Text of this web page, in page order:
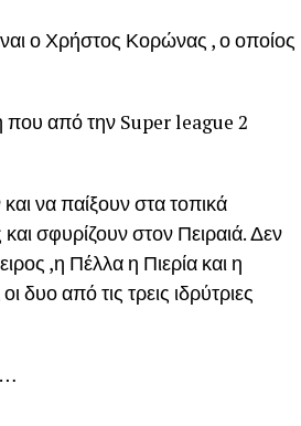
ο Χρήστος Κορώνας , ο οποίος
που από την Super league 2
να παίξουν στα τοπικά
σφυρίζουν στον Πειραιά. Δεν
,η Πέλλα η Πιερία και η
δυο από τις τρεις ιδρύτριες